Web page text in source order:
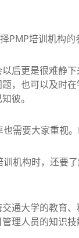
培训机构的
更是很难静下
，也可以及时
彼。
要大家重视。
构时，还要了
大学的教育、
理人员的知识